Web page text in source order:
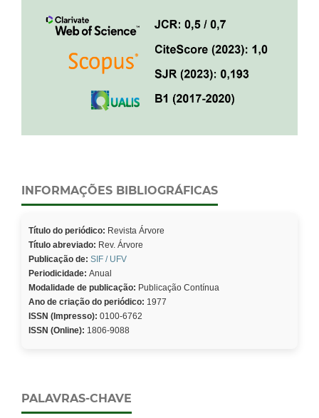
INFORMAÇÕES BIBLIOGRÁFICAS
Título do periódico: Revista Árvore
Título abreviado: Rev. Árvore
Publicação de: SIF / UFV
Periodicidade: Anual
Modalidade de publicação: Publicação Contínua
Ano de criação do periódico: 1977
ISSN (Impresso): 0100-6762
ISSN (Online): 1806-9088
PALAVRAS-CHAVE